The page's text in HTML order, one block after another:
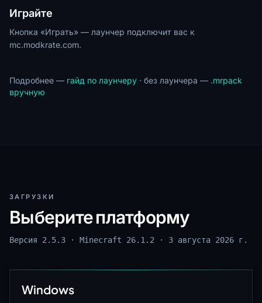
Играйте
Кнопка «Играть» — лаунчер подключит вас к
mc.modkrate.com.
Подробнее — гайд по лаунчеру · без лаунчера — .mrpack
вручную
ЗАГРУЗКИ
Выберите платформу
Версия 2.5.3 · Minecraft 26.1.2 · 3 августа 2026 г.
Windows